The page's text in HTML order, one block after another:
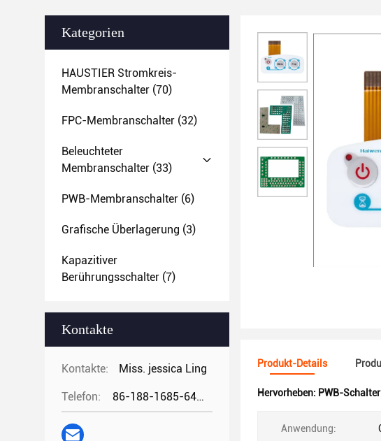
Kategorien
HAUSTIER Stromkreis-
Membranschalter (70)
FPC-Membranschalter (32)
Beleuchteter
Membranschalter (33)
PWB-Membranschalter (6)
Grafische Überlagerung (3)
Kapazitiver
Berührungsschalter (7)
Kontakte
Kontakte: Miss. jessica Ling
Telefon: 86-188-1685-6426
Produkt-Details
Hervorheben: PWB-
Anwendung: